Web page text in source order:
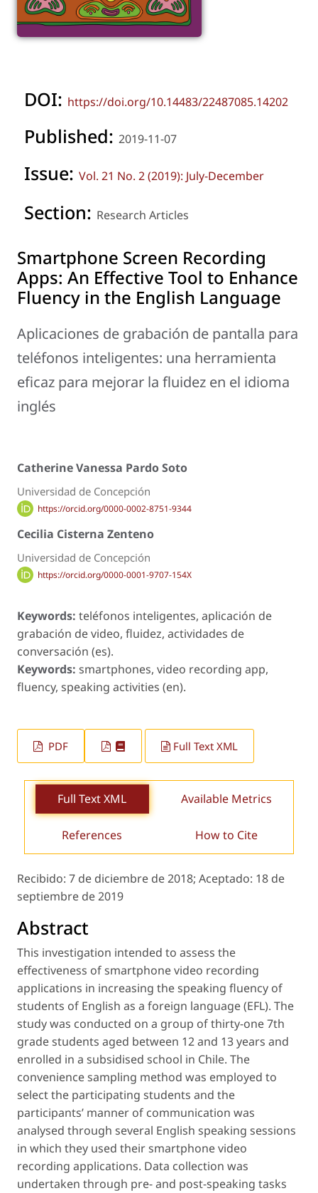
DOI: https://doi.org/10.14483/22487085.14202
Published: 2019-11-07
Issue: Vol. 21 No. 2 (2019): July-December
Section: Research Articles
Smartphone Screen Recording
Apps: An Effective Tool to Enhance
Fluency in the English Language
Aplicaciones de grabación de pantalla para
teléfonos inteligentes: una herramienta
eficaz para mejorar la fluidez en el idioma
inglés
Catherine Vanessa Pardo Soto
Universidad de Concepción
https://orcid.org/0000-0002-8751-9344
Cecilia Cisterna Zenteno
Universidad de Concepción
https://orcid.org/0000-0001-9707-154X
Keywords: teléfonos inteligentes, aplicación de
grabación de video, fluidez, actividades de
conversación (es).
Keywords: smartphones, video recording app,
fluency, speaking activities (en).
PDF Full Text XML
Full Text XML Available Metrics
References How to Cite
Recibido: 7 de diciembre de 2018; Aceptado: 18 de
septiembre de 2019
Abstract
This investigation intended to assess the
effectiveness of smartphone video recording
applications in increasing the speaking fluency of
students of English as a foreign language (EFL). The
study was conducted on a group of thirty-one 7th
grade students aged between 12 and 13 years and
enrolled in a subsidised school in Chile. The
convenience sampling method was employed to
select the participating students and the
participants’ manner of communication was
analysed through several English speaking sessions
in which they used their smartphone video
recording applications. Data collection was
undertaken through pre- and post-speaking tasks